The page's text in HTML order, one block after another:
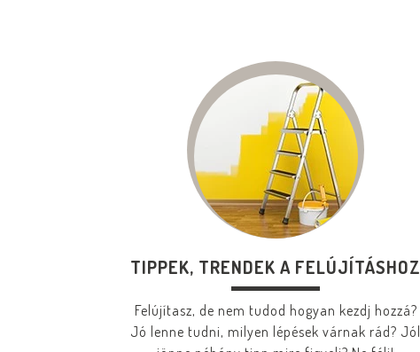
TIPPEK, TRENDEK A FELÚJÍTÁSHOZ
Felújítasz, de nem tudod hogyan kezdj hozzá?
Jó lenne tudni, milyen lépések várnak rád? Jól